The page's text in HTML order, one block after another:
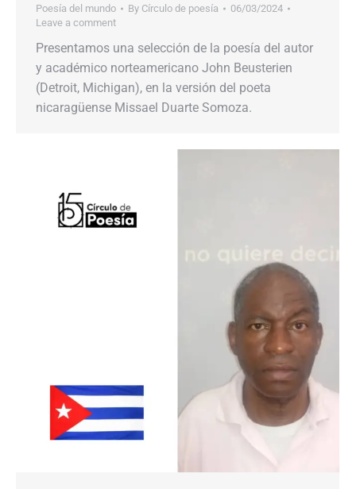
Poesía del mundo By Círculo de poesía
06/03/2024
Leave a comment
Presentamos una selección de la poesía del autor
y académico norteamericano John Beusterien
(Detroit, Michigan), en la versión del poeta
nicaragüense Missael Duarte Somoza.